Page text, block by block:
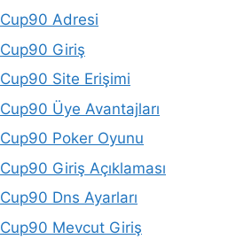
Cup90 Adresi
Cup90 Giriş
Cup90 Site Erişimi
Cup90 Üye Avantajları
Cup90 Poker Oyunu
Cup90 Giriş Açıklaması
Cup90 Dns Ayarları
Cup90 Mevcut Giriş